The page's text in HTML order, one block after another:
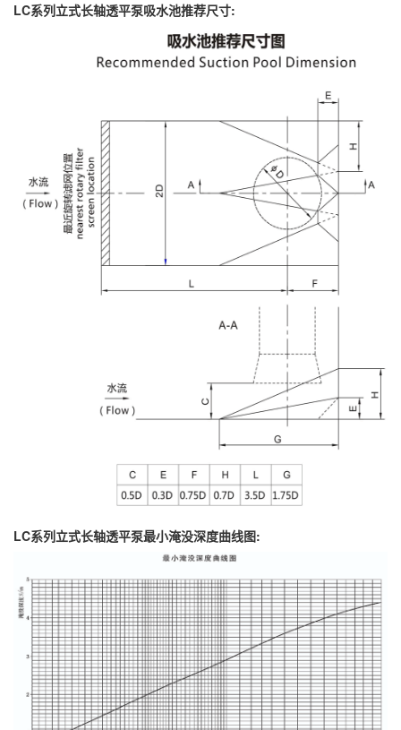
LC系列立式长轴透平泵吸水池推荐尺寸:
LC系列立式长轴透平泵最小淹没深度曲线图: